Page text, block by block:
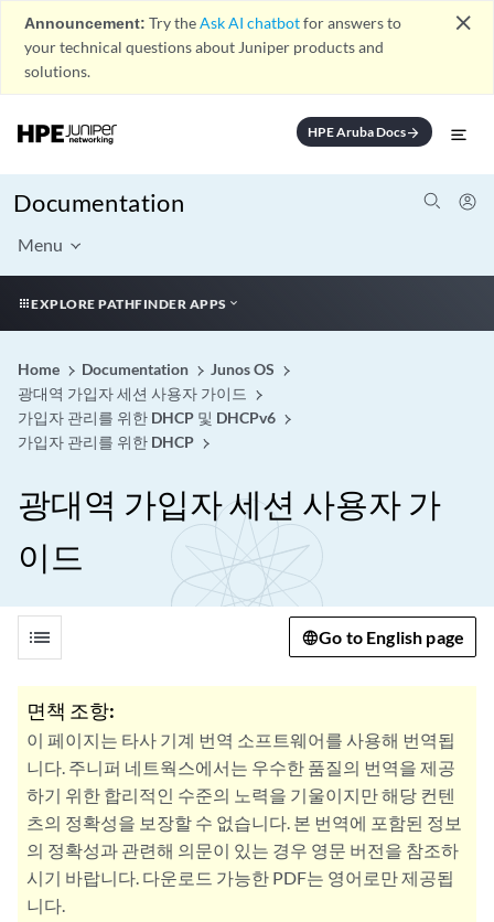
Announcement: Try theAsk AI chatbotfor answers to
your technical questions about Juniper products and
solutions.
close
HPE Aruba Docsarrow_forward
Documentation
Menu
EXPLORE PATHFINDER APPS
Home Documentation
Junos OS
광대역 가입자 세션 사용자 가이드
가입자 관리를 위한 DHCP 및 DHCPv6
가입자 관리를 위한 DHCP
광대역 가입자 세션 사용자 가
이드
list Go to English page
면책 조항:
이 페이지는 타사 기계 번역 소프트웨어를 사용해 번역됩
니다. 주니퍼 네트웍스에서는 우수한 품질의 번역을 제공
하기 위한 합리적인 수준의 노력을 기울이지만 해당 컨텐
츠의 정확성을 보장할 수 없습니다. 본 번역에 포함된 정보
의 정확성과 관련해 의문이 있는 경우 영문 버전을 참조하
시기 바랍니다. 다운로드 가능한 PDF는 영어로만 제공됩
니다.